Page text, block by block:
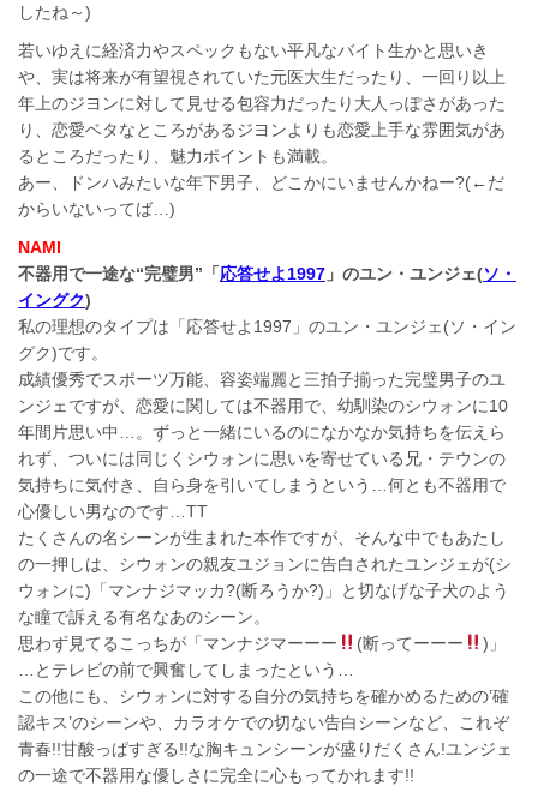
したね～)
若いゆえに経済力やスペックもない平凡なバイト生かと思いき
や、実は将来が有望視されていた元医大生だったり、一回り以上
年上のジヨンに対して見せる包容力だったり大人っぽさがあった
り、恋愛ベタなところがあるジヨンよりも恋愛上手な雰囲気があ
るところだったり、魅力ポイントも満載。
あー、ドンハみたいな年下男子、どこかにいませんかねー?(←だ
からいないってば…)
NAMI
不器用で一途な“完璧男”「 応答せよ1997 」のユン・ユンジェ(ソ・
イングク)
私の理想のタイプは「応答せよ1997」のユン・ユンジェ(ソ・イン
グク)です。
成績優秀でスポーツ万能、容姿端麗と三拍子揃った完璧男子のユ
ンジェですが、恋愛に関しては不器用で、幼馴染のシウォンに10
年間片思い中…。ずっと一緒にいるのになかなか気持ちを伝えら
れず、ついには同じくシウォンに思いを寄せている兄・テウンの
気持ちに気付き、自ら身を引いてしまうという…何とも不器用で
心優しい男なのです…TT
たくさんの名シーンが生まれた本作ですが、そんな中でもあたし
の一押しは、シウォンの親友ユジョンに告白されたユンジェが(シ
ウォンに)「マンナジマッカ?(断ろうか?)」と切なげな子犬のよう
な瞳で訴える有名なあのシーン。
思わず見てるこっちが「マンナジマーーー
(断ってーーー
)」
…とテレビの前で興奮してしまったという…
この他にも、シウォンに対する自分の気持ちを確かめるための’確
認キス’のシーンや、カラオケでの切ない告白シーンなど、これぞ
青春!!甘酸っぱすぎる!!な胸キュンシーンが盛りだくさん!ユンジェ
の一途で不器用な優しさに完全に心もってかれます!!